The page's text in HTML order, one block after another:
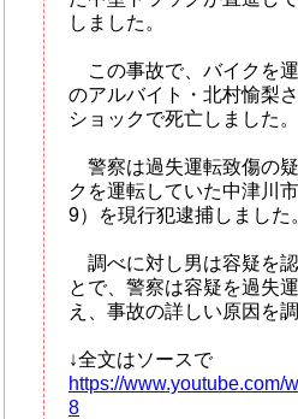
しました。
この事故で、バイクを
のアルバイト・北村愉梨
ショックで死亡しました。
警察は過失運転致傷の
クを運転していた中津川
9）を現行犯逮捕しました
調べに対し男は容疑を
とで、警察は容疑を過失
え、事故の詳しい原因を
↓全文はソースで
https://www.youtube.com/
8